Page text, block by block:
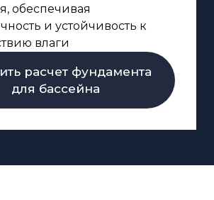
обеспечивая
и устойчивость к
влаги
расчет фундамента
для бассейна